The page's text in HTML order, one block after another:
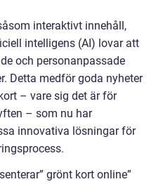
interaktivt innehåll,
intelligens (AI) lovar att
och personanpassade
Detta medför goda nyheter
– vare sig det är för
– som nu har
innovativa lösningar för
grönt kort online”